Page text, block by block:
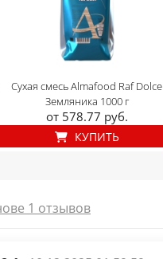
Сухая смесь Almafood Raf Dolce
Земляника 1000 г
от 578.77 руб.
КУПИТЬ
1 отзывов